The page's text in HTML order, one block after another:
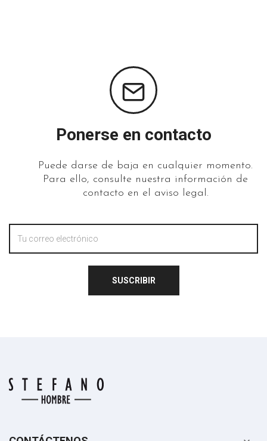
Ponerse en contacto
Puede darse de baja en cualquier momento.
Para ello, consulte nuestra información de
contacto en el aviso legal.
SUSCRIBIR